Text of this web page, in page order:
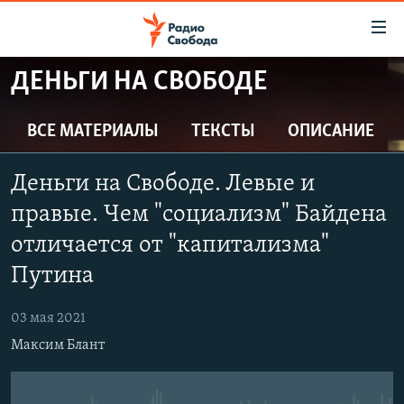
упрощенного
Вернуться
к
основному
содержанию
Вернутся
главной
навигации
Вернутся
ПРОГРАММЫ
ПОДКАСТЫ
ЦИТАТЫ СВОБОДЫ
МНЕНИЯ
IDEL.РЕАЛИИ
КАВКАЗ.РЕАЛИИ
ДЕНЬГИ НА СВОБОДЕ
ВСЕ МАТЕРИАЛЫ ТЕКСТЫ ОПИСАНИЕ
Деньги на Свободе. Левые и
правые. Чем "социализм" Байдена
отличается от "капитализма"
Путина
03 мая 2021
Максим Блант